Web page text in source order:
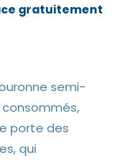
gratuitement
semi-
porte des
qui